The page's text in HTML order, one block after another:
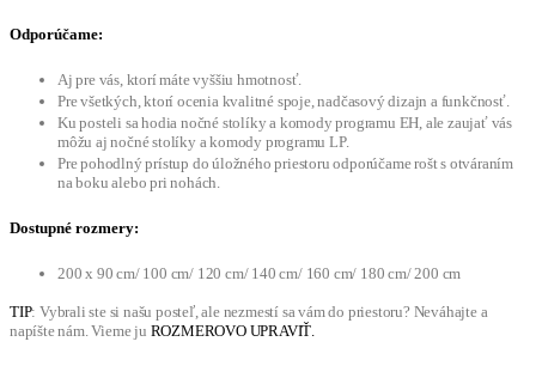
Odporúčame:
Aj pre vás, ktorí máte vyššiu hmotnosť.
Pre všetkých, ktorí ocenia kvalitné spoje, nadčasový dizajn a funkčnosť.
Ku posteli sa hodia nočné stolíky a komody programu EH, ale zaujať vás
môžu aj nočné stolíky a komody programu LP.
Pre pohodlný prístup do úložného priestoru odporúčame rošt s otváraním
na boku alebo pri nohách.
Dostupné rozmery:
200 x 90 cm/ 100 cm/ 120 cm/ 140 cm/ 160 cm/ 180 cm/ 200 cm
TIP: Vybrali ste si našu posteľ, ale nezmestí sa vám do priestoru? Neváhajte a
napíšte nám. Vieme ju ROZMEROVO UPRAVIŤ.